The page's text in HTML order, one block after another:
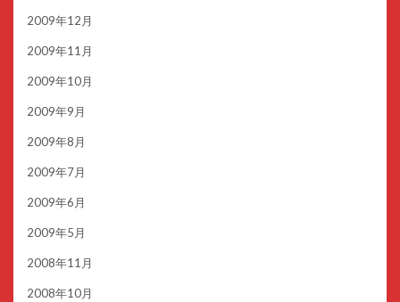
2009年12月
2009年11月
2009年10月
2009年9月
2009年8月
2009年7月
2009年6月
2009年5月
2008年11月
2008年10月